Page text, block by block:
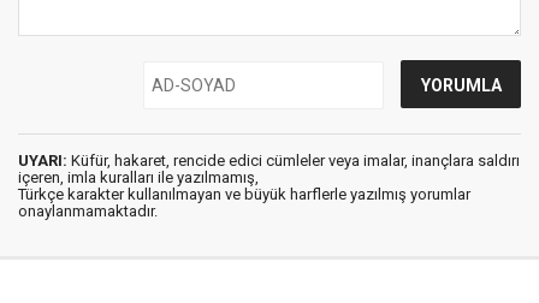
UYARI: Küfür, hakaret, rencide edici cümleler veya imalar, inançlara saldırı
içeren, imla kuralları ile yazılmamış,
Türkçe karakter kullanılmayan ve büyük harflerle yazılmış yorumlar
onaylanmamaktadır.